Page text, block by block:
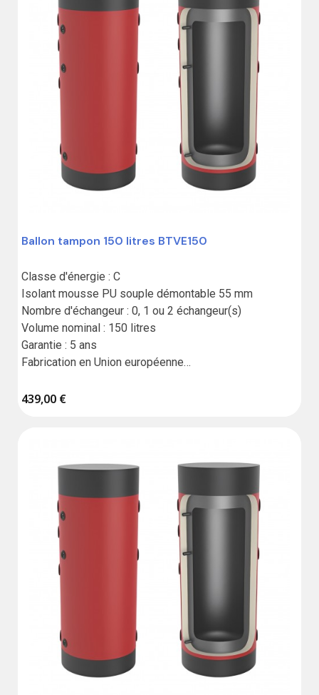
Ballon tampon 150 litres BTVE150
Classe d'énergie : C
Isolant mousse PU souple démontable 55 mm
Nombre d'échangeur : 0, 1 ou 2 échangeur(s)
Volume nominal : 150 litres
Garantie : 5 ans
Fabrication en Union européenne
439,00 €